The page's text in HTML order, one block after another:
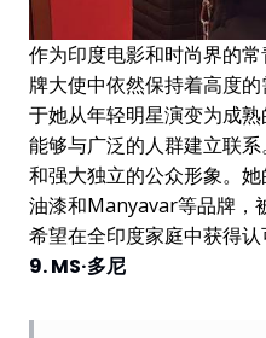
作为印度电影和时尚界的常
牌大使中依然保持着高度
于她从年轻明星演变为成
能够与广泛的人群建立联
和强大独立的公众形象。
油漆和Manyavar等品牌，
希望在全印度家庭中获得认
9. MS·多尼